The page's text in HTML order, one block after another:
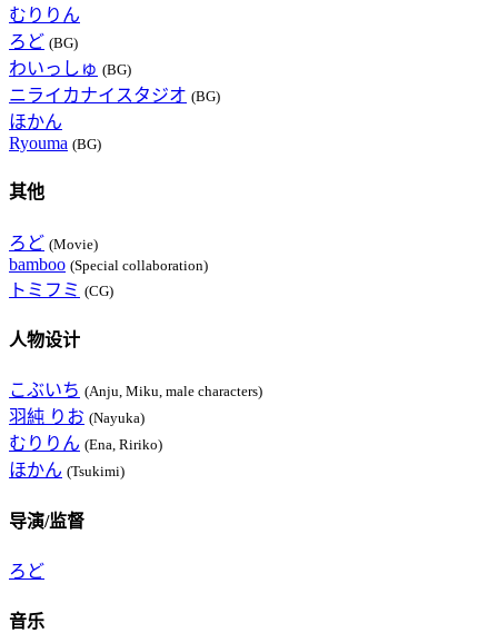
むりりん
ろど (BG)
わいっしゅ (BG)
ニライカナイスタジオ (BG)
ほかん
Ryouma (BG)
其他
ろど (Movie)
bamboo (Special collaboration)
トミフミ (CG)
人物设计
こぶいち (Anju, Miku, male characters)
羽純 りお (Nayuka)
むりりん (Ena, Ririko)
ほかん (Tsukimi)
导演/监督
ろど
音乐